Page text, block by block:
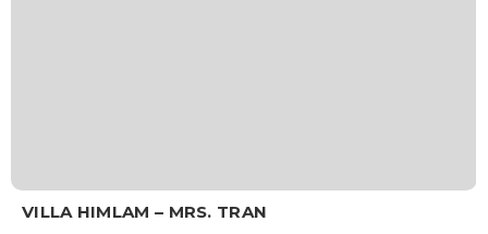
VILLA HIMLAM – MRS. TRAN